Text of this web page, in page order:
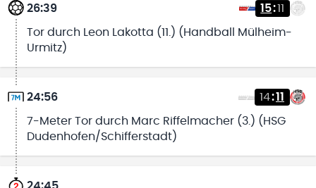
26:39 15:11
Tor durch Leon Lakotta (11.) (Handball Mülheim-
Urmitz)
24:56 14:11
7-Meter Tor durch Marc Riffelmacher (3.) (HSG
Dudenhofen/Schifferstadt)